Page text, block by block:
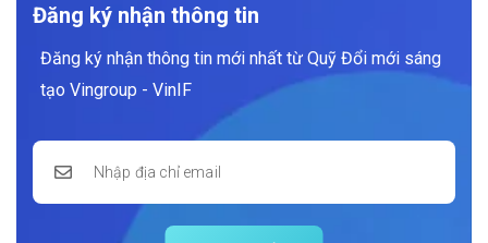
Đăng ký nhận thông tin
Đăng ký nhận thông tin mới nhất từ Quỹ Đổi mới sáng
tạo Vingroup - VinIF